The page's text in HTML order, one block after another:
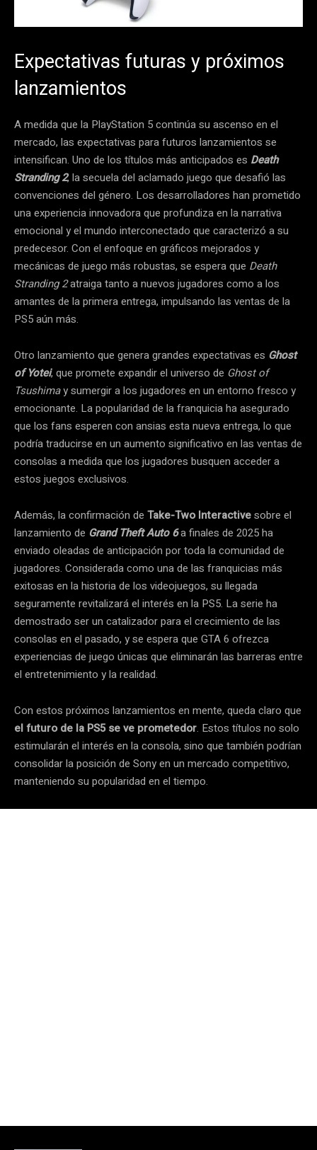
Expectativas futuras y próximos
lanzamientos
A medida que la PlayStation 5 continúa su ascenso en el
mercado, las expectativas para futuros lanzamientos se
intensifican. Uno de los títulos más anticipados es Death
Stranding 2, la secuela del aclamado juego que desafió las
convenciones del género. Los desarrolladores han prometido
una experiencia innovadora que profundiza en la narrativa
emocional y el mundo interconectado que caracterizó a su
predecesor. Con el enfoque en gráficos mejorados y
mecánicas de juego más robustas, se espera que Death
Stranding 2atraiga tanto a nuevos jugadores como a los
amantes de la primera entrega, impulsando las ventas de la
PS5 aún más.
Otro lanzamiento que genera grandes expectativas es Ghost
of Yotei, que promete expandir el universo de Ghost of
Tsushimay sumergir a los jugadores en un entorno fresco y
emocionante. La popularidad de la franquicia ha asegurado
que los fans esperen con ansias esta nueva entrega, lo que
podría traducirse en un aumento significativo en las ventas de
consolas a medida que los jugadores busquen acceder a
estos juegos exclusivos.
Además, la confirmación de Take-Two Interactivesobre el
lanzamiento de Grand Theft Auto 6a finales de 2025 ha
enviado oleadas de anticipación por toda la comunidad de
jugadores. Considerada como una de las franquicias más
exitosas en la historia de los videojuegos, su llegada
seguramente revitalizará el interés en la PS5. La serie ha
demostrado ser un catalizador para el crecimiento de las
consolas en el pasado, y se espera que GTA 6 ofrezca
experiencias de juego únicas que eliminarán las barreras entre
el entretenimiento y la realidad.
Con estos próximos lanzamientos en mente, queda claro que
el futuro de la PS5 se ve prometedor. Estos títulos no solo
estimularán el interés en la consola, sino que también podrían
consolidar la posición de Sony en un mercado competitivo,
manteniendo su popularidad en el tiempo.